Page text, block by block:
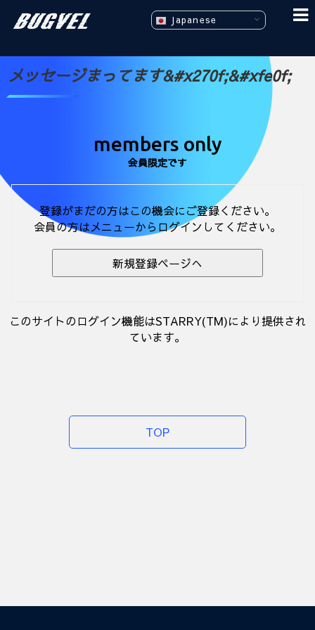
メッセージまってます&#x270f;&#xfe0f;
members only
会員限定です
登録がまだの方はこの機会にご登録ください。
会員の方はメニューからログインしてください。
新規登録ページへ
このサイトのログイン機能はSTARRY(TM)により提供され
ています。
TOP
Japanese